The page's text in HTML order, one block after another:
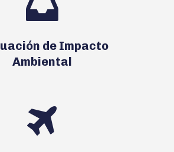
de Impacto
Ambiental